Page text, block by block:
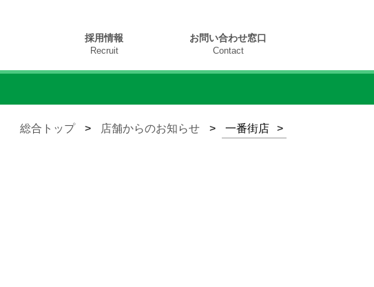
採用情報
Recruit
お問い合わせ窓口
Contact
総合トップ > 店舗からのお知らせ > 一番街店